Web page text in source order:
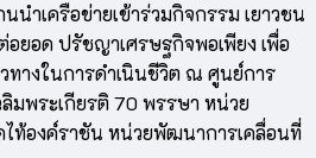
นำเครือข่ายเข้าร่วมกิจกรรม เยาวชน
ยอด ปรัชญาเศรษฐกิจพอเพียง เพื่อ
ทางในการดำเนินชีวิต ณ ศูนย์การ
ลิมพระเกียรติ 70 พรรษา หน่วย
ท้องค์ราชัน หน่วยพัฒนาการเคลื่อนที่